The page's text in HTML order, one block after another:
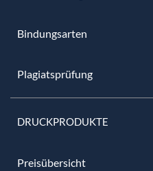
Bindungsarten
Plagiatsprüfung
DRUCKPRODUKTE
Preisübersicht